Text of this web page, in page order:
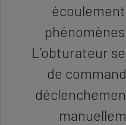
L’obturateur
de